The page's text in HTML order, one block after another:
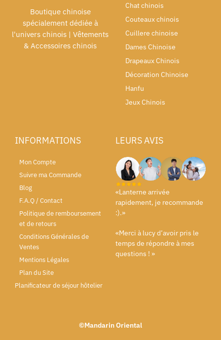
Boutique chinoise
spécialement dédiée à
l'univers chinois | Vêtements
& Accessoires chinois
Chat chinois
Couteaux chinois
Cuillere chinoise
Dames Chinoise
Drapeaux Chinois
Décoration Chinoise
Hanfu
Jeux Chinois
INFORMATIONS
Mon Compte
Suivre ma Commande
Blog
F.A.Q / Contact
Politique de remboursement
et de retours
Conditions Générales de
Ventes
Mentions Légales
Plan du Site
Planificateur de séjour hôtelier
LEURS AVIS
«Lanterne arrivée
rapidement, je recommande
:).»
«Merci à lucy d’avoir pris le
temps de répondre à mes
questions ! »
©Mandarin Oriental